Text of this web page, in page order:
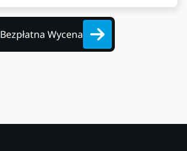
Bezpłatna Wycena